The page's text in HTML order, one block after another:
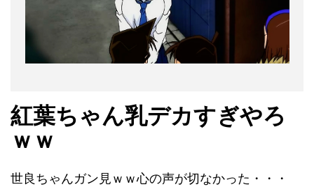
紅葉ちゃん乳デカすぎやろ
ｗｗ
世良ちゃんガン見ｗｗ心の声が切なかった・・・